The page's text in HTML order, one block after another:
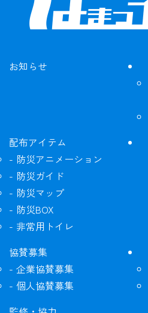
お知らせ
配布アイテム
防災アニメーション
防災ガイド
防災マップ
防災BOX
非常用トイレ
協賛募集
企業協賛募集
個人協賛募集